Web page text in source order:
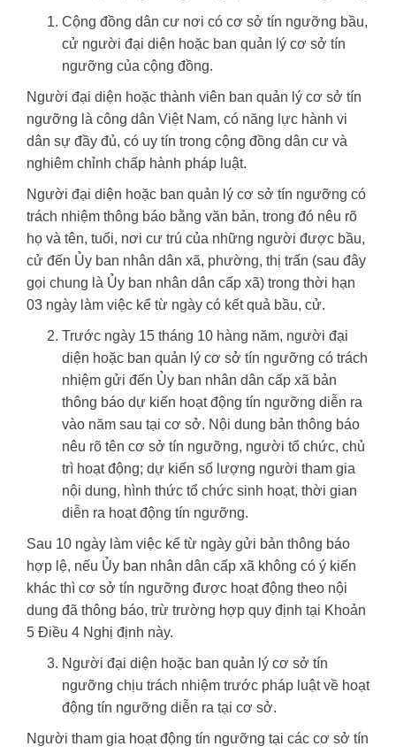
Cộng đồng dân cư nơi có cơ sở tín ngưỡng bầu,
cử người đại diện hoặc ban quản lý cơ sở tín
ngưỡng của cộng đồng.
Người đại diện hoặc thành viên ban quản lý cơ sở tín
ngưỡng là công dân Việt Nam, có năng lực hành vi
dân sự đầy đủ, có uy tín trong cộng đồng dân cư và
nghiêm chỉnh chấp hành pháp luật.
Người đại diện hoặc ban quản lý cơ sở tín ngưỡng có
trách nhiệm thông báo bằng văn bản, trong đó nêu rõ
họ và tên, tuổi, nơi cư trú của những người được bầu,
cử đến Ủy ban nhân dân xã, phường, thị trấn (sau đây
gọi chung là Ủy ban nhân dân cấp xã) trong thời hạn
03 ngày làm việc kể từ ngày có kết quả bầu, cử.
Trước ngày 15 tháng 10 hàng năm, người đại
diện hoặc ban quản lý cơ sở tín ngưỡng có trách
nhiệm gửi đến Ủy ban nhân dân cấp xã bản
thông báo dự kiến hoạt động tín ngưỡng diễn ra
vào năm sau tại cơ sở. Nội dung bản thông báo
nêu rõ tên cơ sở tín ngưỡng, người tổ chức, chủ
trì hoạt động; dự kiến số lượng người tham gia
nội dung, hình thức tổ chức sinh hoạt, thời gian
diễn ra hoạt động tín ngưỡng.
Sau 10 ngày làm việc kể từ ngày gửi bản thông báo
hợp lệ, nếu Ủy ban nhân dân cấp xã không có ý kiến
khác thì cơ sở tín ngưỡng được hoạt động theo nội
dung đã thông báo, trừ trường hợp quy định tại Khoản
5 Điều 4 Nghị định này.
Người đại diện hoặc ban quản lý cơ sở tín
ngưỡng chịu trách nhiệm trước pháp luật về hoạt
động tín ngưỡng diễn ra tại cơ sở.
Người tham gia hoạt động tín ngưỡng tại các cơ sở tín